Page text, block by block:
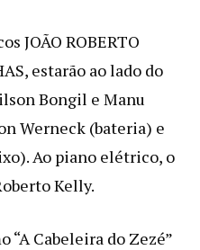
JOÃO ROBERTO
estarão ao lado do
Bongil e Manu
Werneck (bateria) e
Ao piano elétrico, o
Kelly.
“A Cabeleira do Zezé”